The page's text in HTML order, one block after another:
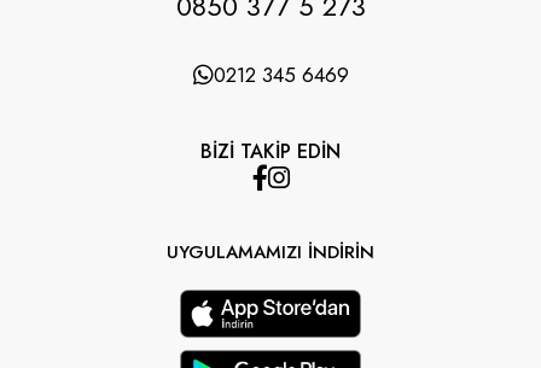
0212 345 6469
BİZİ TAKİP EDİN
UYGULAMAMIZI İNDİRİN